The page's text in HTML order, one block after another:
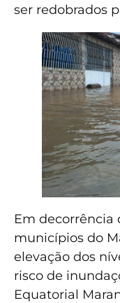
ser redobrados
Em decorrência
municípios do
elevação dos
risco de
Equatorial